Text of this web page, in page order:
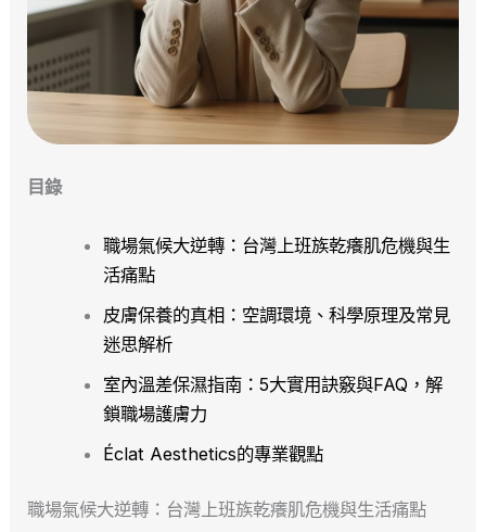
目錄
職場氣候大逆轉：台灣上班族乾癢肌危機與生
活痛點
皮膚保養的真相：空調環境、科學原理及常見
迷思解析
室內溫差保濕指南：5大實用訣竅與FAQ，解
鎖職場護膚力
Éclat Aesthetics的專業觀點
職場氣候大逆轉：台灣上班族乾癢肌危機與生活痛點